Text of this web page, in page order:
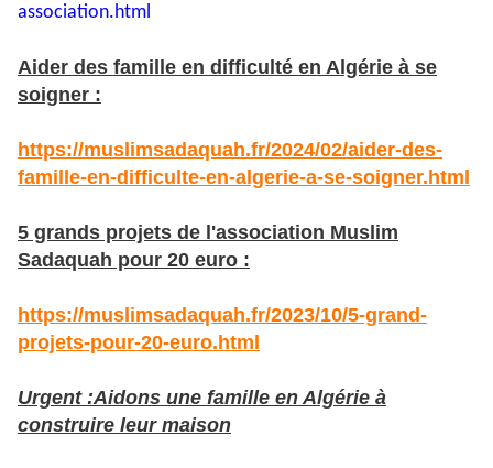
association.html
Aider des famille en difficulté en Algérie à se
soigner :
https://muslimsadaquah.fr/2024/02/aider-des-
famille-en-difficulte-en-algerie-a-se-soigner.html
5 grands projets de l'association Muslim
Sadaquah pour 20 euro :
https://muslimsadaquah.fr/2023/10/5-grand-
projets-pour-20-euro.html
Urgent :Aidons une famille en Algérie à
construire leur maison